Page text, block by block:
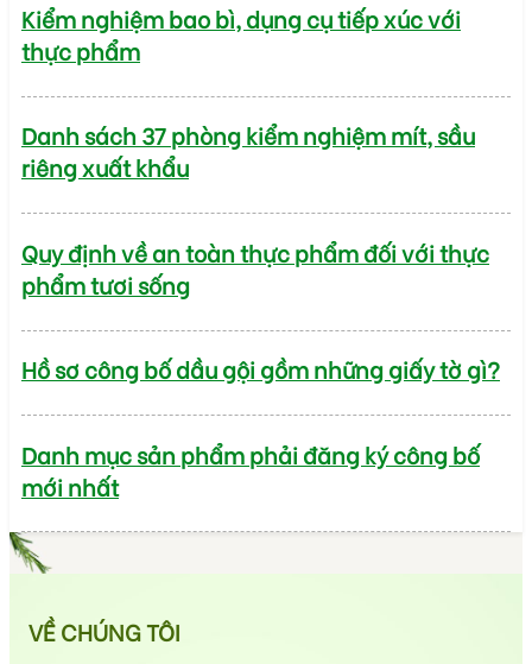
Kiểm nghiệm bao bì, dụng cụ tiếp xúc với
thực phẩm
Danh sách 37 phòng kiểm nghiệm mít, sầu
riêng xuất khẩu
Quy định về an toàn thực phẩm đối với thực
phẩm tươi sống
Hồ sơ công bố dầu gội gồm những giấy tờ gì?
Danh mục sản phẩm phải đăng ký công bố
mới nhất
VỀ CHÚNG TÔI